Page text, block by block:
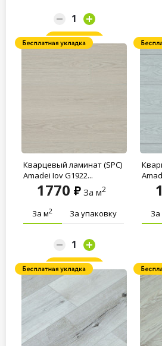
Заказать
Кварцевый ламинат (SPC)
Amadei Joy G1922...
1770 За м2
За м2 За упаковку
Заказать